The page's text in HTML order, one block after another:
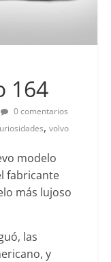
164
0 comentarios
, volvo
modelo
fabricante
más lujoso
las
y